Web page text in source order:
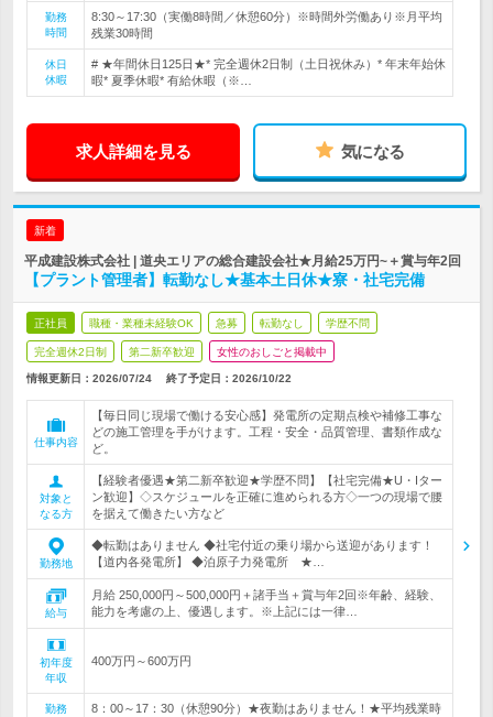
勤務
時間
8:30～17:30（実働8時間／休憩60分）※時間外労働あり※月平均
残業30時間
休日
休暇
# ★年間休日125日★* 完全週休2日制（土日祝休み）* 年末年始休
暇* 夏季休暇* 有給休暇（※…
求人詳細を見る 気になる
新着
平成建設株式会社 | 道央エリアの総合建設会社★月給25万円~＋賞与年2回
【プラント管理者】転勤なし★基本土日休★寮・社宅完備
正社員 職種・業種未経験OK 急募 転勤なし 学歴不問
完全週休2日制 第二新卒歓迎 女性のおしごと掲載中
情報更新日：2026/07/24 終了予定日： 2026/10/22
仕事内容
【毎日同じ現場で働ける安心感】発電所の定期点検や補修工事な
どの施工管理を手がけます。工程・安全・品質管理、書類作成な
ど。
対象と
なる方
【経験者優遇★第二新卒歓迎★学歴不問】【社宅完備★U・Iター
ン歓迎】◇スケジュールを正確に進められる方◇一つの現場で腰
を据えて働きたい方など
勤務地
◆転勤はありません ◆社宅付近の乗り場から送迎があります！
【道内各発電所】 ◆泊原子力発電所 ★…
給与
月給 250,000円～500,000円＋諸手当＋賞与年2回※年齢、経験、
能力を考慮の上、優遇します。※上記には一律…
初年度
年収
400万円～600万円
勤務
8：00～17：30（休憩90分）★夜勤はありません！★平均残業時